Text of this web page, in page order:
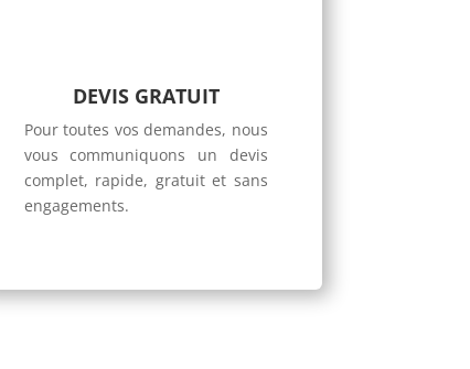
DEVIS GRATUIT
Pour toutes vos demandes, nous
vous communiquons un devis
complet, rapide, gratuit et sans
engagements.